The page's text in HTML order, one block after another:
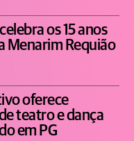
os 15 anos
Menarim Requião
oferece
teatro e dança
em PG